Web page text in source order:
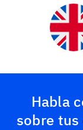
Habla
sobre